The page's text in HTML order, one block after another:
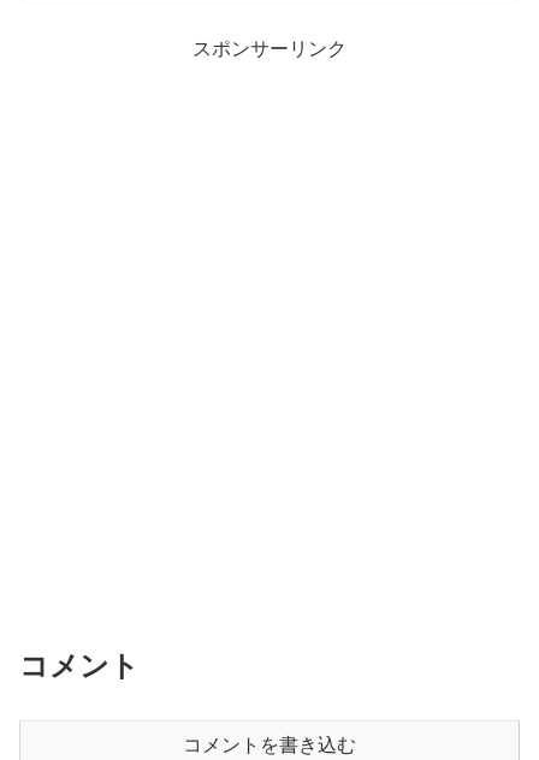
スポンサーリンク
コメント
コメントを書き込む